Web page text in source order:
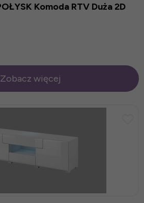
Komoda RTV Duża 2D
Zobacz więcej